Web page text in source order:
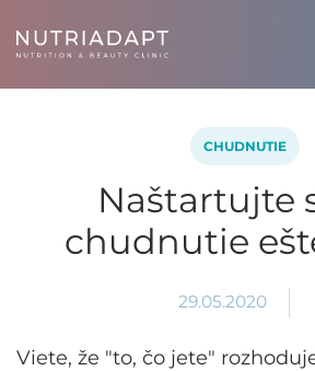
CHUDNUTIE
Naštartujte
chudnutie
29.05.2020
Viete, že "to, čo jete"